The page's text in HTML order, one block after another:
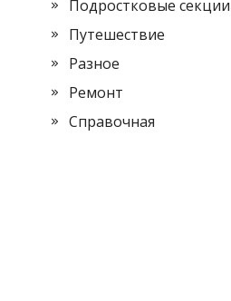
Подростковые секции
Путешествие
Разное
Ремонт
Справочная